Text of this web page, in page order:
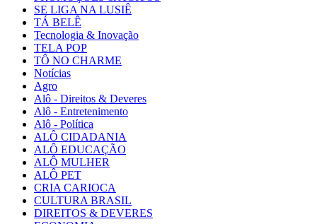
SE LIGA NA LUSIÊ
TÁ BELÊ
Tecnologia & Inovação
TELA POP
TÔ NO CHARME
Notícias
Agro
Alô - Direitos & Deveres
Alô - Entretenimento
Alô - Política
ALÔ CIDADANIA
ALÔ EDUCAÇÃO
ALÔ MULHER
ALÔ PET
CRIA CARIOCA
CULTURA BRASIL
DIREITOS & DEVERES